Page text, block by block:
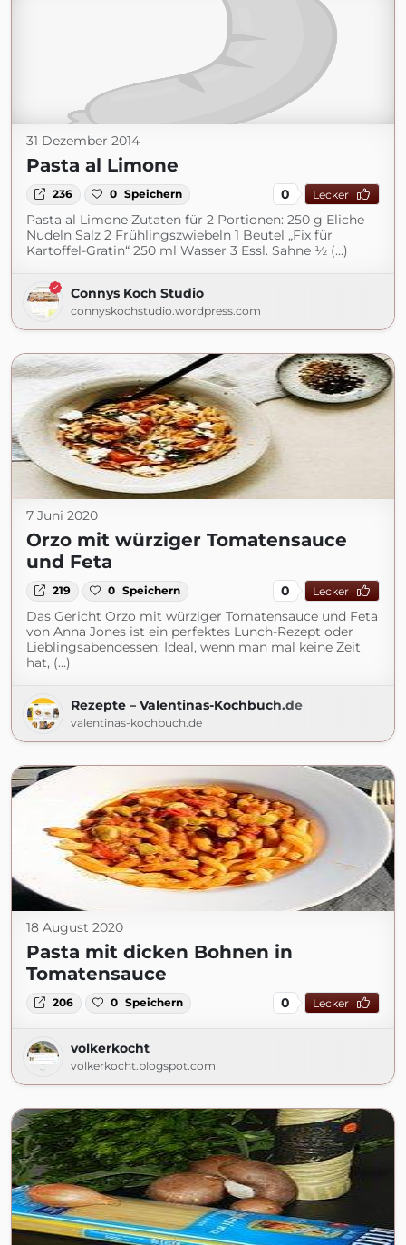
31 Dezember 2014
Pasta al Limone
236 0 Speichern 0 Lecker
Pasta al Limone Zutaten für 2 Portionen: 250 g Eliche
Nudeln Salz 2 Frühlingszwiebeln 1 Beutel „Fix für
Kartoffel-Gratin“ 250 ml Wasser 3 Essl. Sahne ½ (...)
Connys Koch Studio
connyskochstudio.wordpress.com
7 Juni 2020
Orzo mit würziger Tomatensauce
und Feta
219 0 Speichern 0 Lecker
Das Gericht Orzo mit würziger Tomatensauce und Feta
von Anna Jones ist ein perfektes Lunch-Rezept oder
Lieblingsabendessen: Ideal, wenn man mal keine Zeit
hat, (...)
Rezepte – Valentinas-Kochbuch.de
valentinas-kochbuch.de
18 August 2020
Pasta mit dicken Bohnen in
Tomatensauce
206 0 Speichern 0 Lecker
volkerkocht
volkerkocht.blogspot.com